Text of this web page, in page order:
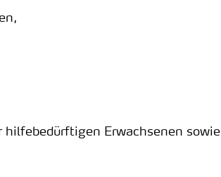
Erwachsenen sowie